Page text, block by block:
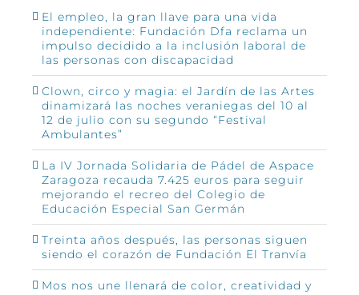
El empleo, la gran llave para una vida
independiente: Fundación Dfa reclama un
impulso decidido a la inclusión laboral de
las personas con discapacidad
Clown, circo y magia: el Jardín de las Artes
dinamizará las noches veraniegas del 10 al
12 de julio con su segundo “Festival
Ambulantes”
La IV Jornada Solidaria de Pádel de Aspace
Zaragoza recauda 7.425 euros para seguir
mejorando el recreo del Colegio de
Educación Especial San Germán
Treinta años después, las personas siguen
siendo el corazón de Fundación El Tranvía
Mos nos une llenará de color, creatividad y